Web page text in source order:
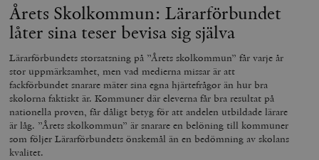
Årets Skolkommun: Lärarförbundet
låter sina teser bevisa sig själva
Lärarförbundets storsatsning på ”Årets skolkommun” får varje år
stor uppmärksamhet, men vad medierna missar är att
fackförbundet snarare mäter sina egna hjärtefrågor än hur bra
skolorna faktiskt är. Kommuner där eleverna får bra resultat på
nationella proven, får dåligt betyg för att andelen utbildade lärare
är låg. ”Årets skolkommun” är snarare en belöning till kommuner
som följer Lärarförbundets önskemål än en bedömning av skolans
kvalitet.